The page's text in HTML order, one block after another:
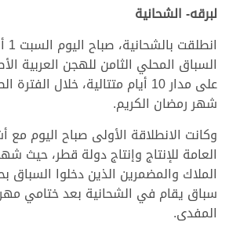
لبرقه- الشحانية
السباق المحلي الثامن للهجن العربية
على مدار 10 أيام متتالية، خلال
شهر رمضان الكريم.
وكانت الانطلاقة الأولى صباح اليوم مع
العامة للإنتاج وإنتاج دولة قطر، حيث
الملاك والمضمرين الذين دخلوا
سباق يقام في الشحانية بعد ختامي
المفدى.